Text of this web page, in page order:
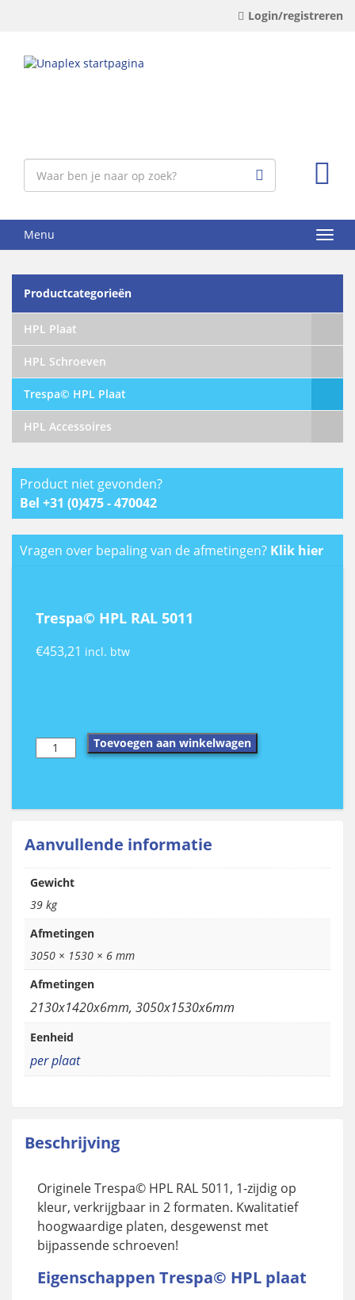
Login/registreren
Menu
Productcategorieën
HPL Plaat
HPL Schroeven
Trespa© HPL Plaat
HPL Accessoires
Product niet gevonden?
Bel +31 (0)475 - 470042
Vragen over bepaling van de afmetingen? Klik hier
Trespa© HPL RAL 5011
€453,21 incl. btw
Trespa©
HPL
Toevoegen aan winkelwagen
Aanvullende informatie
Gewicht
39 kg
Afmetingen
3050 × 1530 × 6 mm
Afmetingen
2130x1420x6mm, 3050x1530x6mm
Eenheid
per plaat
Beschrijving
Originele Trespa© HPL RAL 5011, 1-zijdig op
kleur, verkrijgbaar in 2 formaten. Kwalitatief
hoogwaardige platen, desgewenst met
bijpassende schroeven!
Eigenschappen Trespa© HPL plaat